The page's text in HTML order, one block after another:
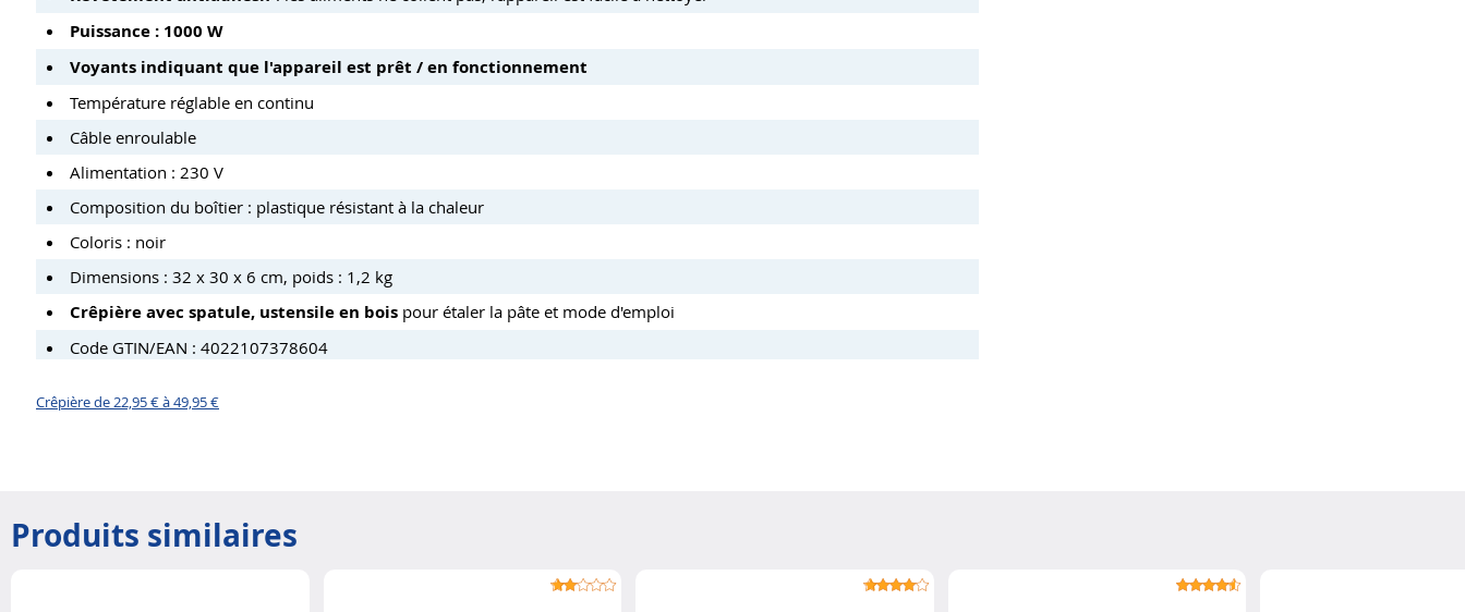
Puissance : 1000 W
Voyants indiquant que l'appareil est prêt / en fonctionnement
Température réglable en continu
Câble enroulable
Alimentation : 230 V
Composition du boîtier : plastique résistant à la chaleur
Coloris : noir
Dimensions : 32 x 30 x 6 cm, poids : 1,2 kg
Crêpière avec spatule, ustensile en bois pour étaler la pâte et mode d'emploi
Code GTIN/EAN : 4022107378604
Crêpière de 22,95 € à 49,95 €
Produits similaires